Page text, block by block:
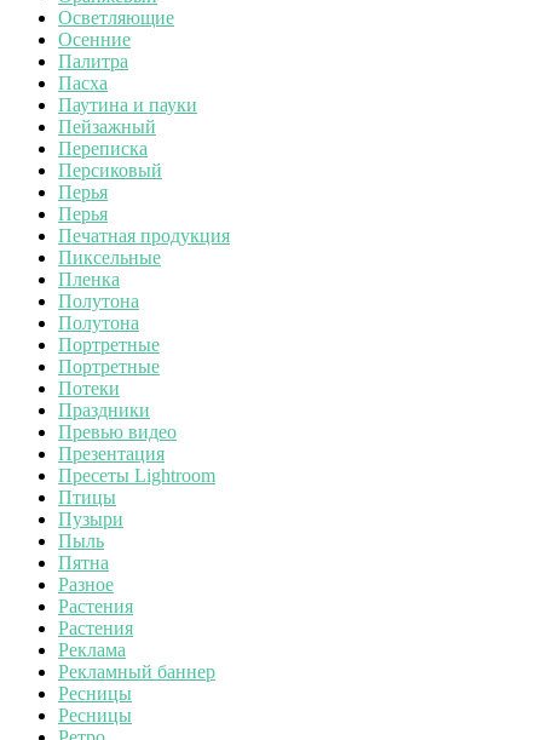
Осветляющие
Осенние
Палитра
Пасха
Паутина и пауки
Пейзажный
Переписка
Персиковый
Перья
Перья
Печатная продукция
Пиксельные
Пленка
Полутона
Полутона
Портретные
Портретные
Потеки
Праздники
Превью видео
Презентация
Пресеты Lightroom
Птицы
Пузыри
Пыль
Пятна
Разное
Растения
Растения
Реклама
Рекламный баннер
Ресницы
Ресницы